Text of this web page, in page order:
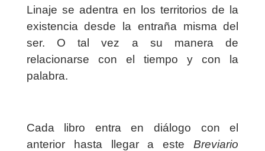
Linaje se adentra en los territorios de la
existencia desde la entraña misma del
ser. O tal vez a su manera de
relacionarse con el tiempo y con la
palabra.
Cada libro entra en diálogo con el
anterior hasta llegar a esteBreviario